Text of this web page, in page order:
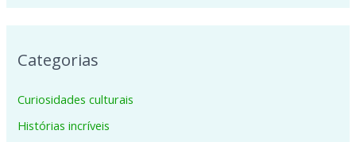
Categorias
Curiosidades culturais
Histórias incríveis